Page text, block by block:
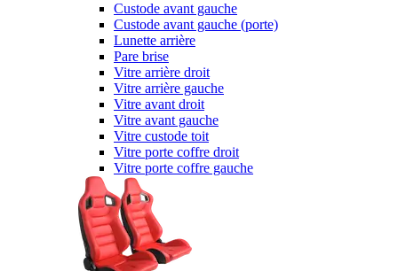
Custode avant gauche
Custode avant gauche (porte)
Lunette arrière
Pare brise
Vitre arrière droit
Vitre arrière gauche
Vitre avant droit
Vitre avant gauche
Vitre custode toit
Vitre porte coffre droit
Vitre porte coffre gauche